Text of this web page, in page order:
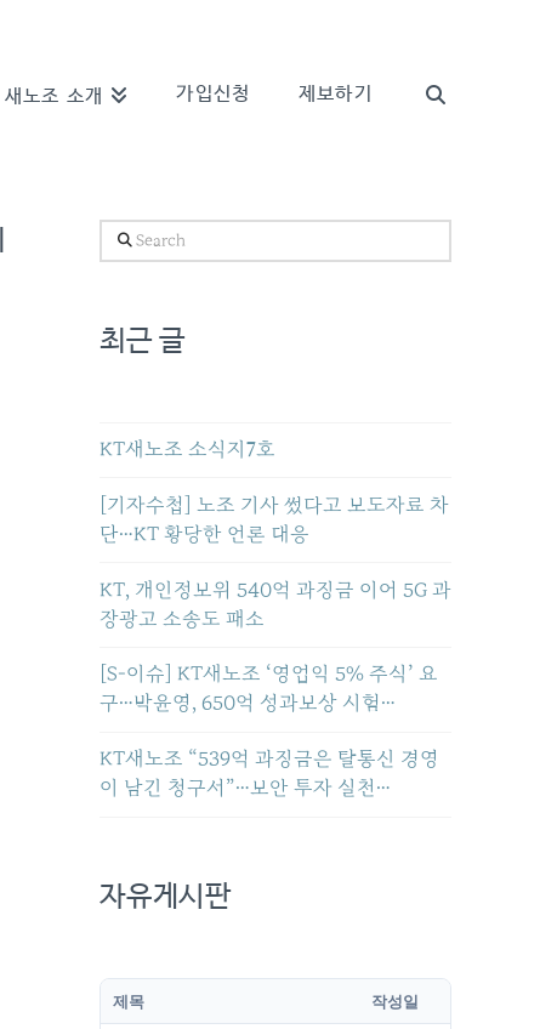
새노조 소개 가입신청 제보하기
Search
최근 글
KT새노조 소식지7호
[기자수첩] 노조 기사 썼다고 보도자료 차
단…KT 황당한 언론 대응
KT, 개인정보위 540억 과징금 이어 5G 과
장광고 소송도 패소
[S-이슈] KT새노조 ‘영업익 5% 주식’ 요
구…박윤영, 650억 성과보상 시험…
KT새노조 “539억 과징금은 탈통신 경영
이 남긴 청구서”…보안 투자 실천…
자유게시판
제목 작성일